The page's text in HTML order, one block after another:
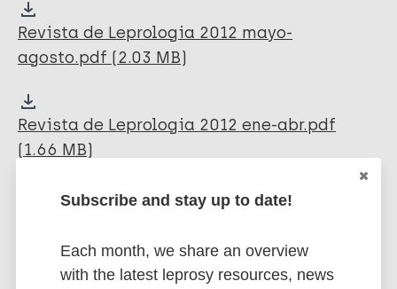
Revista de Leprologia 2012 mayo-
agosto.pdf (2.03 MB)
Revista de Leprologia 2012 ene-abr.pdf
(1.66 MB)
diciembre.pdf (7.05 MB)
Subscribe and stay up to date!
Each month, we share an overview
with the latest leprosy resources, news